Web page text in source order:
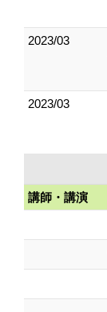
2023/03
2023/03
講師・講演